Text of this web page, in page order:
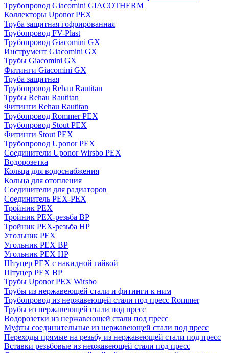
Трубопровод Giacomini GIACOTHERM
Коллекторы Uponor PEX
Труба защитная гофрированная
Трубопровод FV-Plast
Трубопровод Giacomini GX
Инструмент Giacomini GX
Трубы Giacomini GX
Фитинги Giacomini GX
Труба защитная
Трубопровод Rehau Rautitan
Трубы Rehau Rautitan
Фитинги Rehau Rautitan
Трубопровод Rommer PEX
Трубопровод Stout PEX
Фитинги Stout PEX
Трубопровод Uponor PEX
Соединители Uponor Wirsbo PEX
Водорозетка
Кольца для водоснабжения
Кольца для отопления
Соединители для радиаторов
Соединитель PEX-PEX
Тройник PEX
Тройник PEX-резьба ВР
Тройник PEX-резьба НР
Угольник PEX
Угольник PEX ВР
Угольник PEX НР
Штуцер PEX c накидной гайкой
Штуцер PEX ВР
Трубы Uponor PEX Wirsbo
Трубы из нержавеющей стали и фитинги к ним
Трубопровод из нержавеющей стали под пресс Rommer
Трубы из нержавеющей стали под пресс
Водорозетки из нержавеющей стали под пресс
Муфты соединительные из нержавеющей стали под пресс
Переходы прямые на резьбу из нержавеющей стали под пресс
Вставки резьбовые из нержавеющей стали под пресс